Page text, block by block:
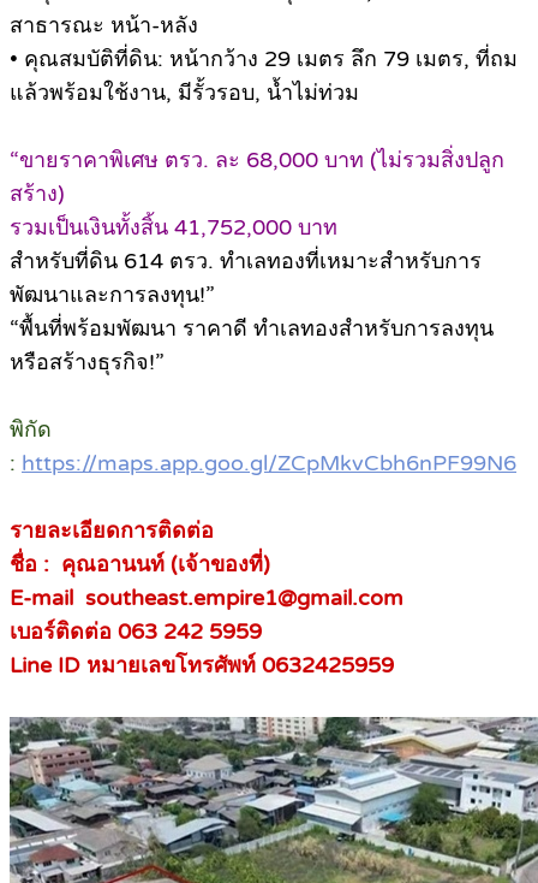
สาธารณะ หน้า-หลัง
• คุณสมบัติที่ดิน: หน้ากว้าง 29 เมตร ลึก 79 เมตร, ที่ถม
แล้วพร้อมใช้งาน, มีรั้วรอบ, น้ำไม่ท่วม
“ขายราคาพิเศษ ตรว. ละ 68,000 บาท (ไม่รวมสิ่งปลูก
สร้าง)
รวมเป็นเงินทั้งสิ้น 41,752,000 บาท
สำหรับที่ดิน 614 ตรว. ทำเลทองที่เหมาะสำหรับการ
พัฒนาและการลงทุน!”
“พื้นที่พร้อมพัฒนา ราคาดี ทำเลทองสำหรับการลงทุน
หรือสร้างธุรกิจ!”
พิกัด
: https://maps.app.goo.gl/ZCpMkvCbh6nPF99N6
รายละเอียดการติดต่อ
ชื่อ : คุณอานนท์ (เจ้าของที่)
E-mail southeast.empire1@gmail.com
เบอร์ติดต่อ 063 242 5959
Line ID หมายเลขโทรศัพท์ 0632425959